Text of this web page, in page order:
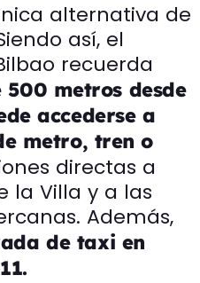
alternativa de
así, el
recuerda
metros desde
accederse a
metro, tren o
directas a
la Villa y a las
Además,
de taxi en